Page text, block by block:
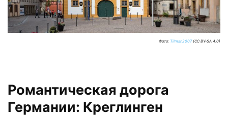
Фото: Tilman2007(CC BY-SA 4.0)
Романтическая дорога
Германии: Креглинген